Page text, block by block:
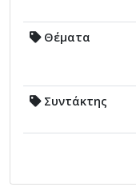
Θέματα
Συντάκτης